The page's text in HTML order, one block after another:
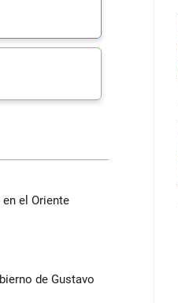
el Oriente
de Gustavo